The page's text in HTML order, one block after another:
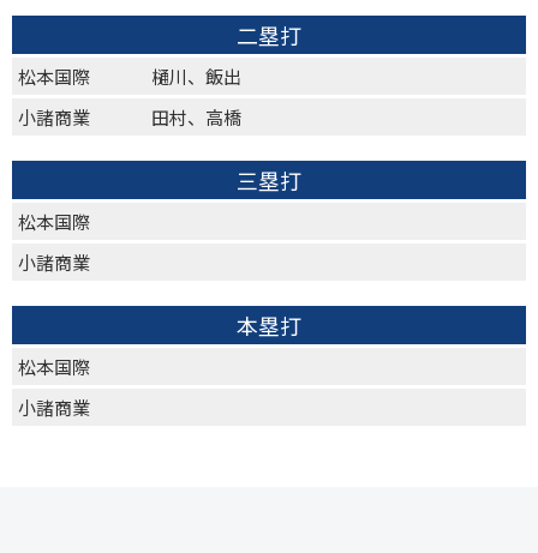
二塁打
松本国際
樋川、飯出
小諸商業
田村、高橋
三塁打
松本国際
小諸商業
本塁打
松本国際
小諸商業